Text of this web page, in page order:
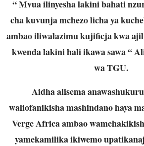
“ Mvua ilinyesha lakini bahati
cha kuvunja mchezo licha ya
ambao iliwalazimu kujificja kwa
kwenda lakini hali ikawa sawa “
wa TGU.
Aidha alisema
waliofanikisha mashindano haya
Verge Africa ambao
yamekamilika ikiwemo